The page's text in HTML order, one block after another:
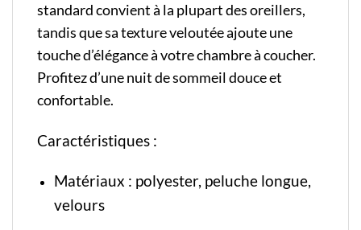
standard convient à la plupart des oreillers,
tandis que sa texture veloutée ajoute une
touche d’élégance à votre chambre à coucher.
Profitez d’une nuit de sommeil douce et
confortable.
Caractéristiques :
Matériaux : polyester, peluche longue,
velours